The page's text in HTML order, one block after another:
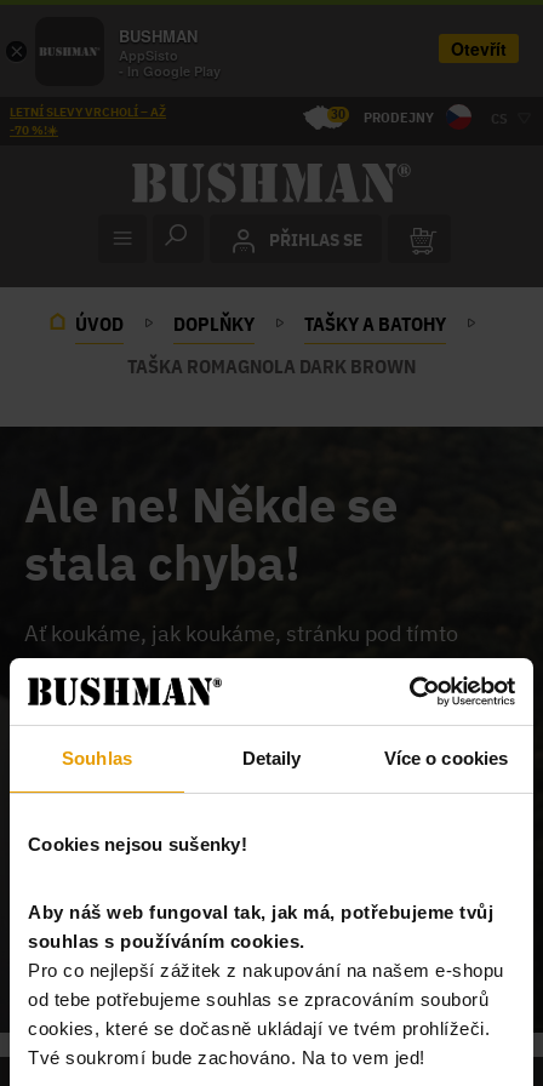
Souhlas Detaily Více o cookies
Cookies nejsou sušenky!
Aby náš web fungoval tak, jak má, potřebujeme tvůj
souhlas s používáním cookies.
Pro co nejlepší zážitek z nakupování na našem e-shopu
od tebe potřebujeme souhlas se zpracováním souborů
cookies, které se dočasně ukládají ve tvém prohlížeči.
Tvé soukromí bude zachováno. Na to vem jed!
LETNÍ SLEVY VRCHOLÍ – AŽ
-70 %!☀️
30 PRODEJNY CS
PŘIHLAS SE
ÚVOD DOPLŇKY
TAŠKY A BATOHY
TAŠKA ROMAGNOLA DARK BROWN
Ale ne! Někde se
stala chyba!
Ať koukáme, jak koukáme, stránku pod tímto
odkazem na našem webu nemůžeme najít.
Buď je
chybně zadaný odkaz, nebo je požadovaný produkt
POKRAČUJ NA ÚVODNÍ STRÁNKU
×
BUSHMAN
AppSisto
- In Google Play
Otevřít